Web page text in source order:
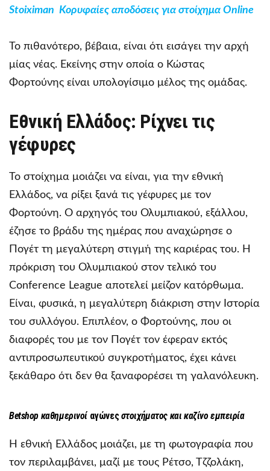
Stoiximan Κορυφαίες αποδόσεις για στοίχημα Online
Το πιθανότερο, βέβαια, είναι ότι εισάγει την αρχή
μίας νέας. Εκείνης στην οποία ο Κώστας
Φορτούνης είναι υπολογίσιμο μέλος της ομάδας.
Εθνική Ελλάδος: Ρίχνει τις
γέφυρες
Το στοίχημα μοιάζει να είναι, για την εθνική
Ελλάδος, να ρίξει ξανά τις γέφυρες με τον
Φορτούνη. Ο αρχηγός του Ολυμπιακού, εξάλλου,
έζησε το βράδυ της ημέρας που αναχώρησε ο
Πογέτ τη μεγαλύτερη στιγμή της καριέρας του. Η
πρόκριση του Ολυμπιακού στον τελικό του
Conference League αποτελεί μείζον κατόρθωμα.
Είναι, φυσικά, η μεγαλύτερη διάκριση στην Ιστορία
του συλλόγου. Επιπλέον, ο Φορτούνης, που οι
διαφορές του με τον Πογέτ τον έφεραν εκτός
αντιπροσωπευτικού συγκροτήματος, έχει κάνει
ξεκάθαρο ότι δεν θα ξαναφορέσει τη γαλανόλευκη.
Betshop καθημερινοί αγώνεςστοιχήματος και καζίνο εμπειρία
Η εθνική Ελλάδος μοιάζει, με τη φωτογραφία που
τον περιλαμβάνει, μαζί με τους Ρέτσο, Τζζολάκη,